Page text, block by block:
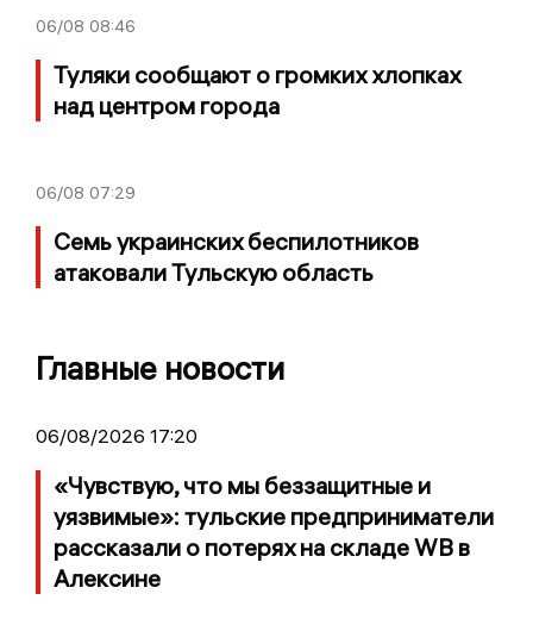
06/08 08:46
Туляки сообщают о громких хлопках
над центром города
06/08 07:29
Семь украинских беспилотников
атаковали Тульскую область
Главные новости
06/08/2026 17:20
«Чувствую, что мы беззащитные и
уязвимые»: тульские предприниматели
рассказали о потерях на складе WB в
Алексине